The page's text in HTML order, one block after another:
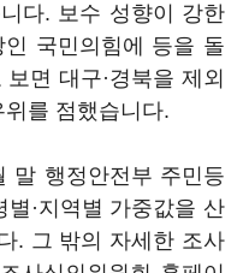
다. 보수 성향이 강한
국민의힘에 등을 돌
면 대구·경북을 제외
를 점했습니다.
말 행정안전부 주민등
별·지역별 가중값을 산
. 그 밖의 자세한 조사